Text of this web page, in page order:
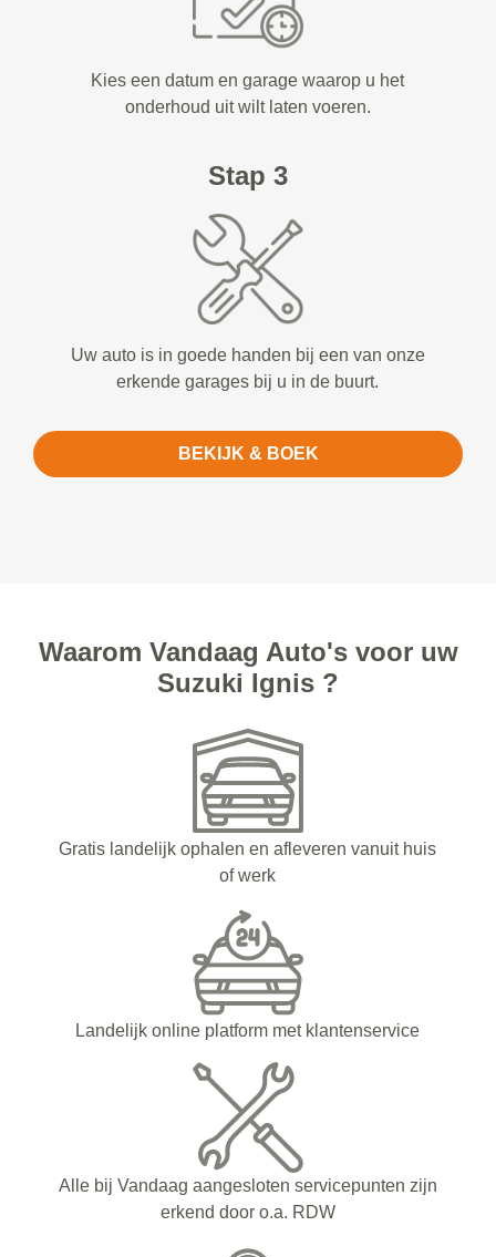
Kies een datum en garage waarop u het
onderhoud uit wilt laten voeren.
Stap 3
Uw auto is in goede handen bij een van onze
erkende garages bij u in de buurt.
BEKIJK & BOEK
Waarom Vandaag Auto's voor uw
Suzuki Ignis ?
Gratis landelijk ophalen en afleveren vanuit huis
of werk
Landelijk online platform met klantenservice
Alle bij Vandaag aangesloten servicepunten zijn
erkend door o.a. RDW